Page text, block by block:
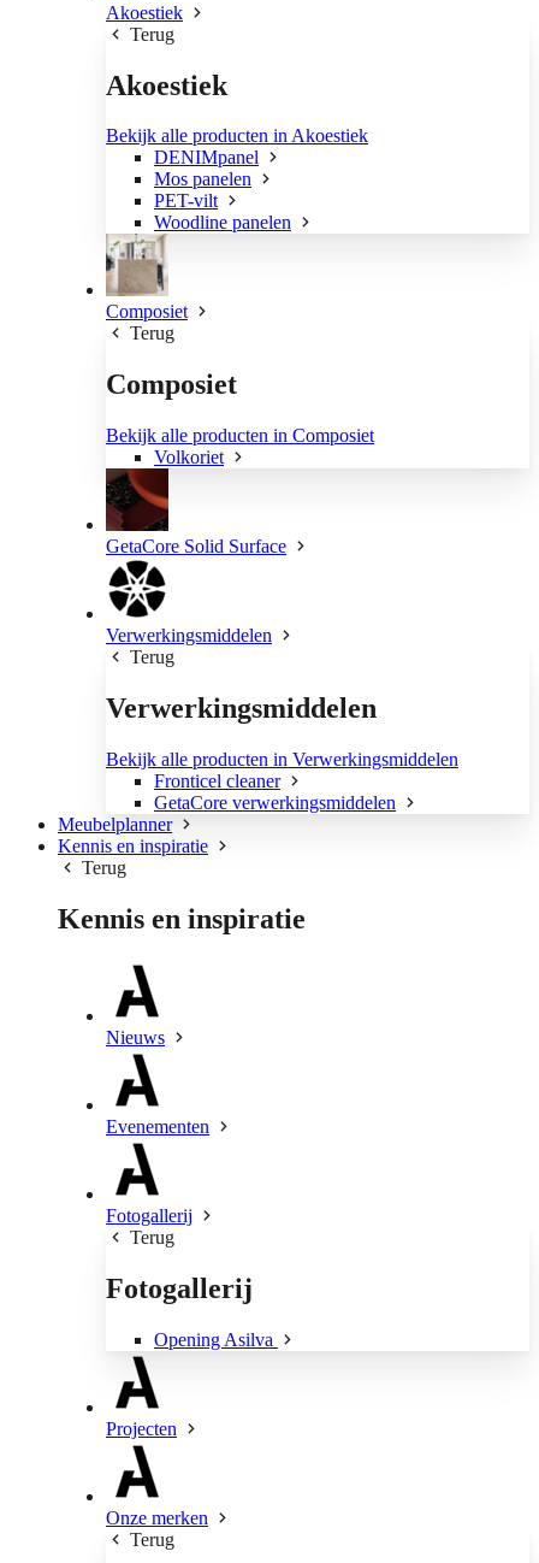
Akoestiek
Terug
Akoestiek
Bekijk alle producten in Akoestiek
DENIMpanel
Mos panelen
PET-vilt
Woodline panelen
Composiet
Terug
Composiet
Bekijk alle producten in Composiet
Volkoriet
GetaCore Solid Surface
Verwerkingsmiddelen
Terug
Verwerkingsmiddelen
Bekijk alle producten in Verwerkingsmiddelen
Fronticel cleaner
GetaCore verwerkingsmiddelen
Meubelplanner
Kennis en inspiratie
Terug
Kennis en inspiratie
Nieuws
Evenementen
Fotogallerij
Terug
Fotogallerij
Opening Asilva
Projecten
Onze merken
Terug